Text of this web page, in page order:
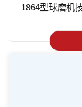
1864型球磨机